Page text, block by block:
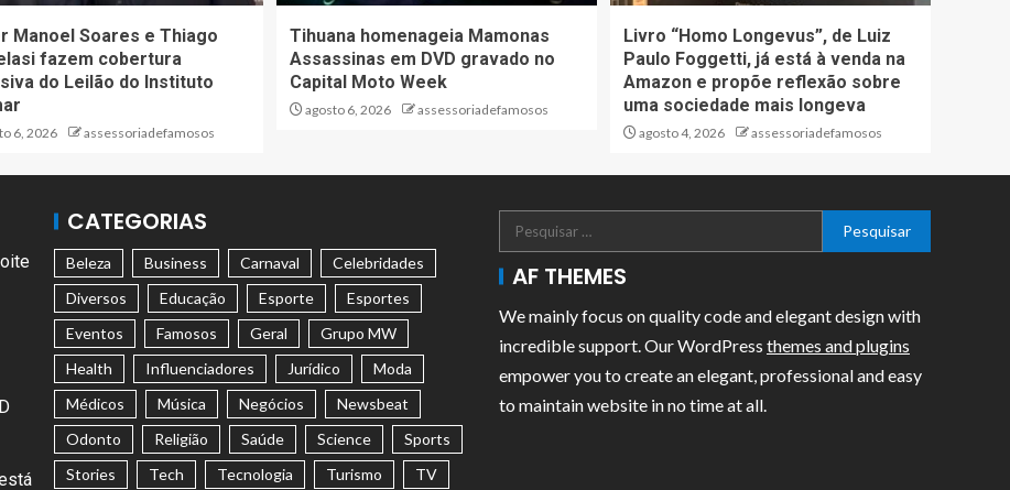
Manoel Soares e Thiago
fazem cobertura
do Leilão do Instituto
6, 2026 assessoriadefamosos
Tihuana homenageia Mamonas
Assassinas em DVD gravado no
Capital Moto Week
agosto 6, 2026 assessoriadefamosos
Livro “Homo Longevus”, de Luiz
Paulo Foggetti, já está à venda na
Amazon e propõe reflexão sobre
uma sociedade mais longeva
agosto 4, 2026 assessoriadefamosos
CATEGORIAS
Beleza Business Carnaval
Celebridades
Diversos
Educação Esporte
Esportes
Eventos
Famosos Geral
Grupo MW
Health
Influenciadores Jurídico
Moda
Médicos
Música Negócios
Newsbeat
Odonto
Religião Saúde Science
Sports
Stories
Tech Tecnologia Turismo TV
AF THEMES
We mainly focus on quality code and elegant design with
incredible support. Our WordPress themes and plugins
empower you to create an elegant, professional and easy
to maintain website in no time at all.